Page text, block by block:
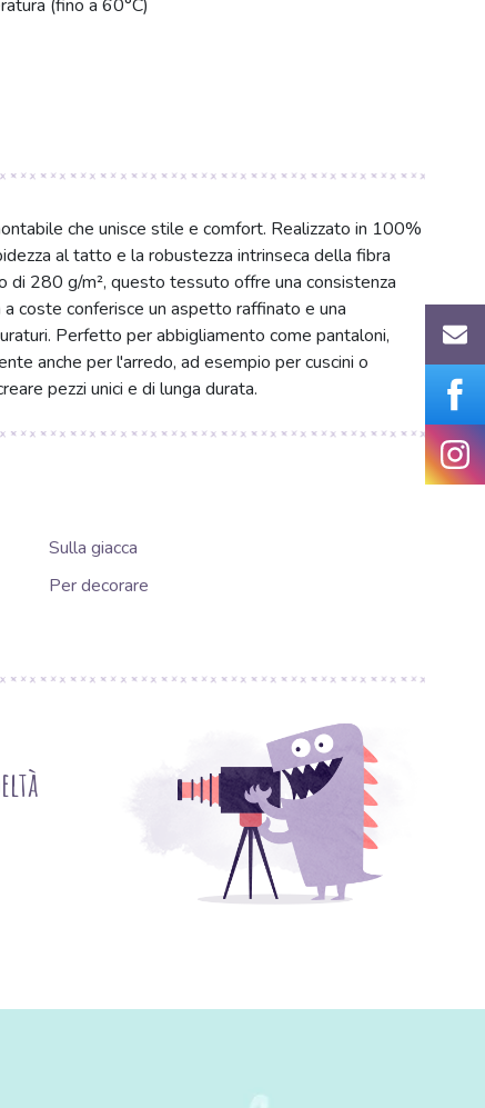
(fino a 60°C)
che unisce stile e comfort. Realizzato in 100%
al tatto e la robustezza intrinseca della fibra
di 280 g/m², questo tessuto offre una consistenza
coste conferisce un aspetto raffinato e una
Perfetto per abbigliamento come pantaloni,
anche per l'arredo, ad esempio per cuscini o
pezzi unici e di lunga durata.
Sulla giacca
Per decorare